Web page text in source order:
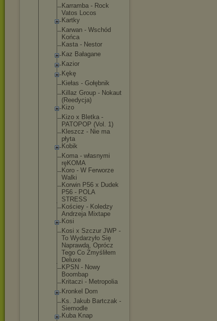
Karramba - Rock
Vatos Locos
Kartky
Karwan - Wschód
Końca
Kasta - Nestor
Kaz Bałagane
Kazior
Kękę
Kiełas - Gołębnik
Killaz Group - Nokaut
(Reedycja)
Kizo
Kizo x Bletka -
PATOPOP (Vol. 1)
Kleszcz - Nie ma
płyta
Kobik
Koma - własnymi
ręKOMA
Koro - W Ferworze
Walki
Korwin P56 x Dudek
P56 - POLA
STRESS
Kościey - Koledzy
Andrzeja Mixtape
Kosi
Kosi x Szczur JWP -
To Wydarzyło Się
Naprawdą, Oprócz
Tego Co Zmyśliłem
Deluxe
KPSN - Nowy
Boombap
Kritaczi - Metropolia
Kronkel Dom
Ks. Jakub Bartczak -
Siemodle
Kuba Knap